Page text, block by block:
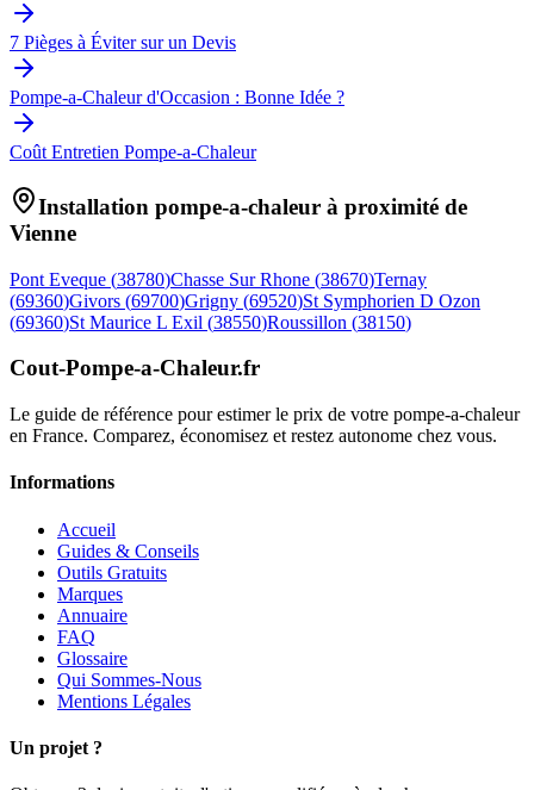
7 Pièges à Éviter sur un Devis
Pompe-a-Chaleur d'Occasion : Bonne Idée ?
Coût Entretien Pompe-a-Chaleur
Installation pompe-a-chaleur à proximité de
Vienne
Pont Eveque (38780)Chasse Sur Rhone (38670)Ternay
(69360)Givors (69700)Grigny (69520)St Symphorien D Ozon
(69360)St Maurice L Exil (38550)Roussillon (38150)
Cout-Pompe-a-Chaleur.fr
Le guide de référence pour estimer le prix de votre pompe-a-chaleur
en France. Comparez, économisez et restez autonome chez vous.
Informations
Accueil
Guides & Conseils
Outils Gratuits
Marques
Annuaire
FAQ
Glossaire
Qui Sommes-Nous
Mentions Légales
Un projet ?